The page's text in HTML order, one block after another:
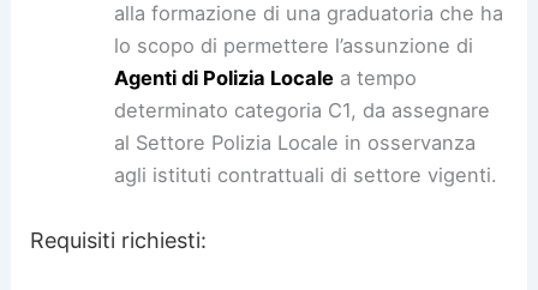
alla formazione di una graduatoria che ha
lo scopo di permettere l’assunzione di
Agenti di Polizia Localea tempo
determinato categoria C1, da assegnare
al Settore Polizia Locale in osservanza
agli istituti contrattuali di settore vigenti.
Requisiti richiesti: